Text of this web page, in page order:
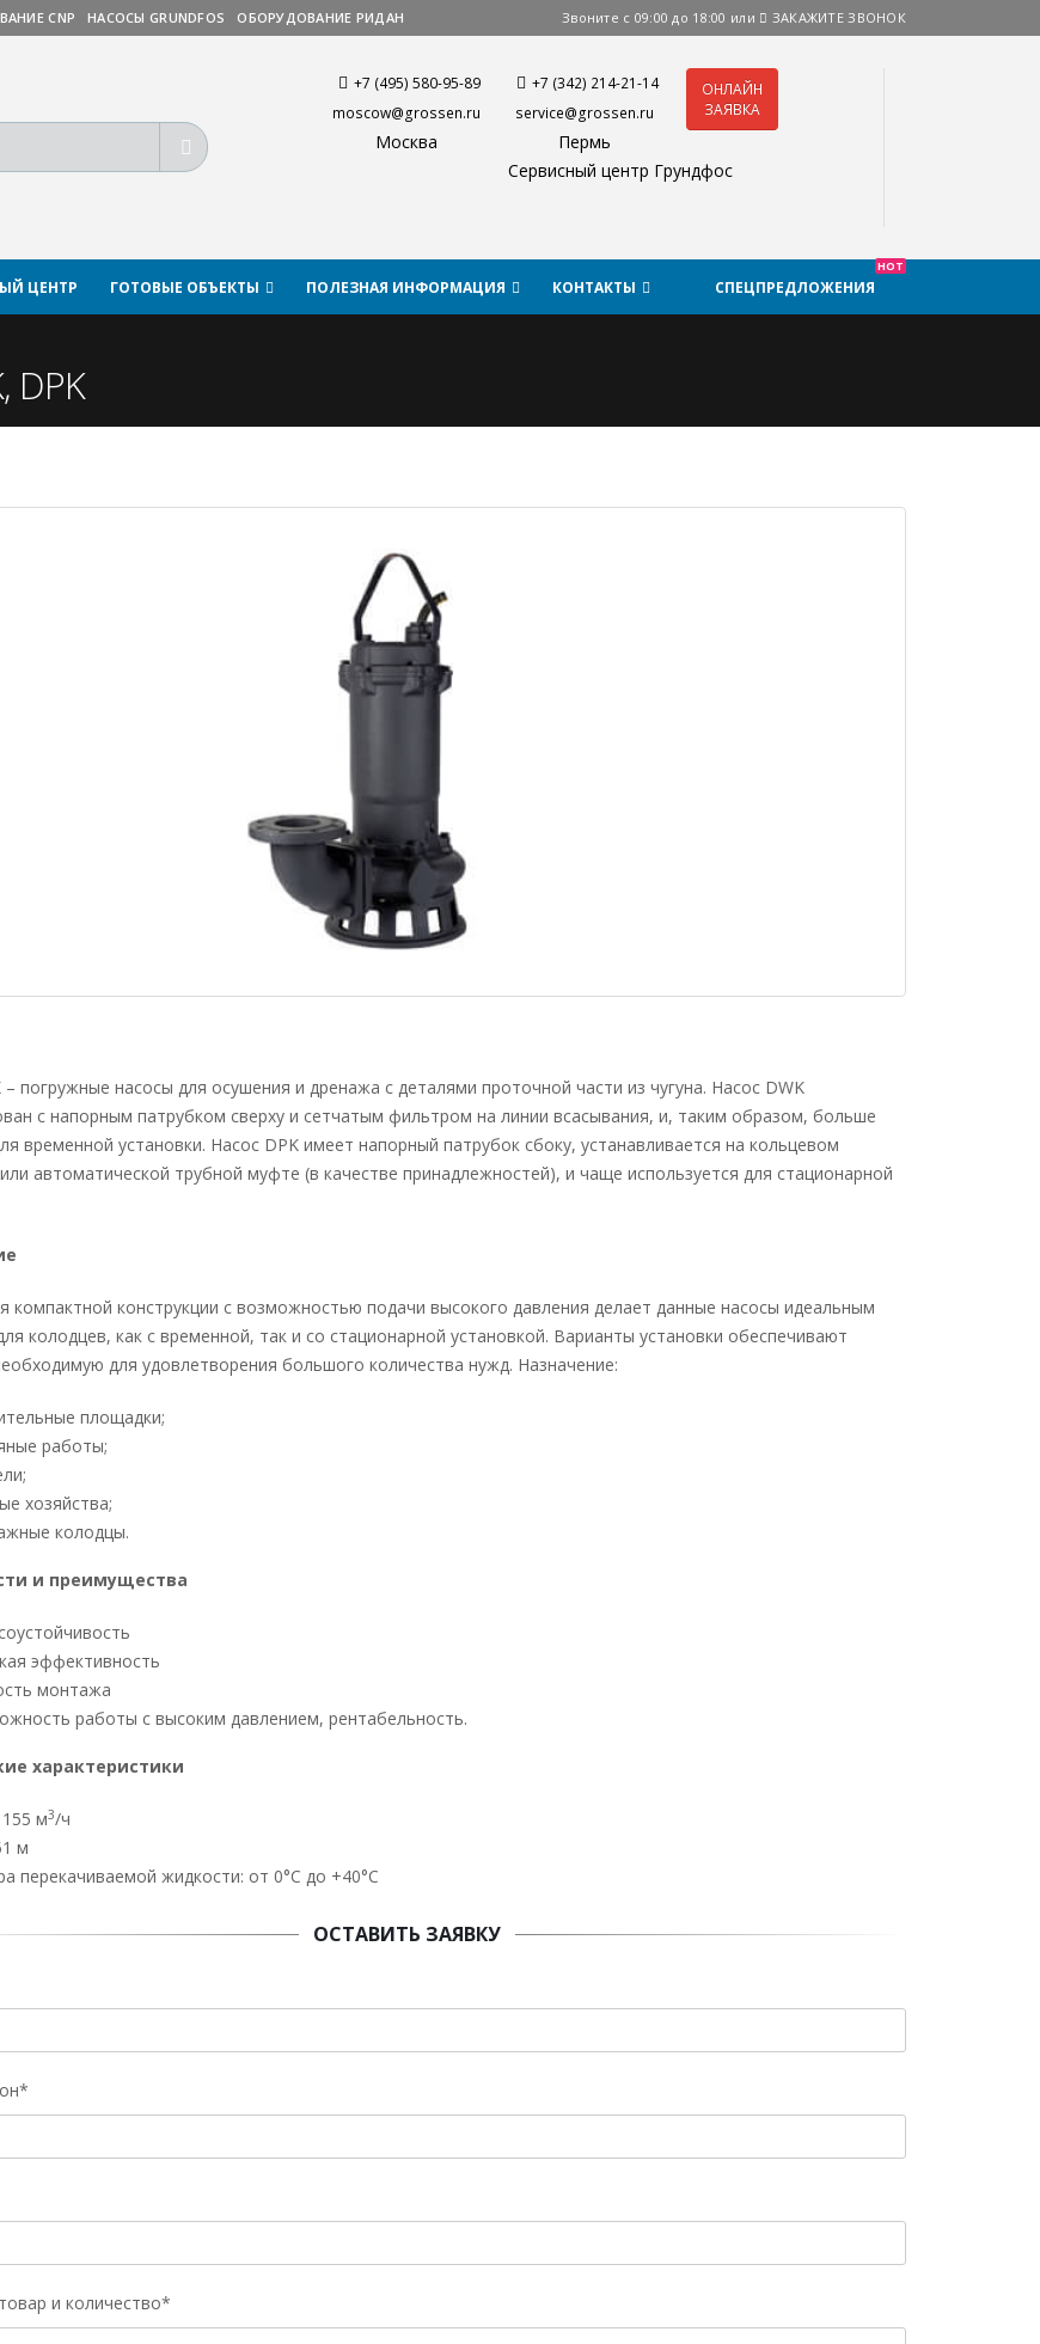
CNP НАСОСЫ GRUNDFOS ОБОРУДОВАНИЕ РИДАН Звоните с 09:00 до 18:00 или ЗАКАЖИТЕ ЗВОНОК
+7 (495) 580-95-89
moscow@grossen.ru
Москва
+7 (342) 214-21-14
service@grossen.ru
Пермь
Сервисный центр Грундфос
ОНЛАЙН
ЗАЯВКА
ЦЕНТР ГОТОВЫЕ ОБЪЕКТЫ ПОЛЕЗНАЯ ИНФОРМАЦИЯ КОНТАКТЫ СПЕЦПРЕДЛОЖЕНИЯ
HOT
DPK
– погружные насосы для осушения и дренажа с деталями проточной части из чугуна. Насос DWK
с напорным патрубком сверху и сетчатым фильтром на линии всасывания, и, таким образом, больше
временной установки. Насос DPK имеет напорный патрубок сбоку, устанавливается на кольцевом
автоматической трубной муфте (в качестве принадлежностей), и чаще используется для стационарной
компактной конструкции с возможностью подачи высокого давления делает данные насосы идеальным
колодцев, как с временной, так и со стационарной установкой. Варианты установки обеспечивают
для удовлетворения большого количества нужд. Назначение:
площадки;
работы;
хозяйства;
колодцы.
и преимущества
эффективность
монтажа
работы с высоким давлением, рентабельность.
характеристики
м3/ч
м
перекачиваемой жидкости: от 0°C до +40°C
ОСТАВИТЬ ЗАЯВКУ
и количество*